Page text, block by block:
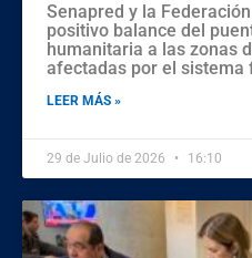
Senapred y la
positivo balance del
humanitaria a las zonas
afectadas por el sistema
LEER MÁS »
29 de Julio de 2026 16:10